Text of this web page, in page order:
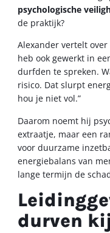
psychologische
de praktijk?
Alexander vertelt
heb ook gewerkt in
durfden te spreken.
risico. Dat slurpt
hou je niet vol.”
Daarom noemt hij
extraatje, maar een
voor duurzame
energiebalans van
lange termijn de
durven